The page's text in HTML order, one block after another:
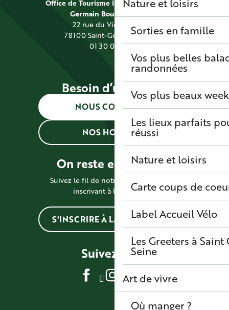
Nature et loisirs
Sorties en famille
Vos plus belles
randonnées
Vos plus beaux
Les lieux parfaits
réussi
Nature et loisirs
Carte coups de
Label Accueil Vélo
Les Greeters à
Seine
Art de vivre
Où manger ?
Office de Tourisme Intercommunal Saint
Germain Boucles de Seine
22 rue du Vieil Abreuvoir
78100 Saint-Germain-en-Laye
01 30 09 39 89
Besoin d’une info ?
NOUS CONTACTER
NOS HORAIRES
On reste en contact !
Suivez le fil de notre actualité en vous
inscrivant à la newsletter
S'INSCRIRE À LA NEWSLETTER
Suivez-nous